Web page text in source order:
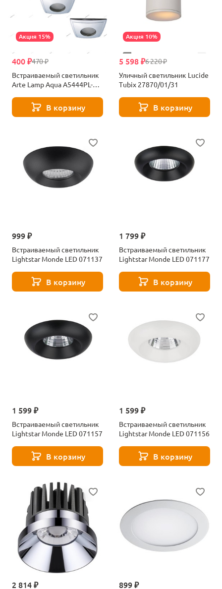
Акция 15%
470 ₽
400 ₽
Встраиваемый светильник
Arte Lamp Aqua A5444PL-
В корзину
Акция 10%
6 220 ₽
5 598 ₽
Уличный светильник Lucide
Tubix 27870/01/31
В корзину
999 ₽
Встраиваемый светильник
Lightstar Monde LED 071137
В корзину
1 799 ₽
Встраиваемый светильник
Lightstar Monde LED 071177
В корзину
1 599 ₽
Встраиваемый светильник
Lightstar Monde LED 071157
В корзину
1 599 ₽
Встраиваемый светильник
Lightstar Monde LED 071156
В корзину
2 814 ₽ 899 ₽